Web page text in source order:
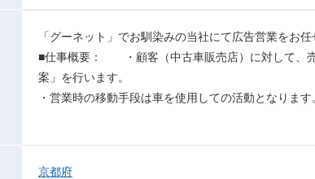
「グーネット」でお馴染みの当社にて広告営業をお
■仕事概要： ・顧客（中古車販売店）に対して、
案」を行います。
・営業時の移動手段は車を使用しての活動となります
京都府